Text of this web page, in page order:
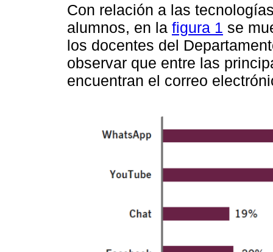
Con relación a las
alumnos, en la figura 1 se
los docentes del
observar que entre las
encuentran el correo